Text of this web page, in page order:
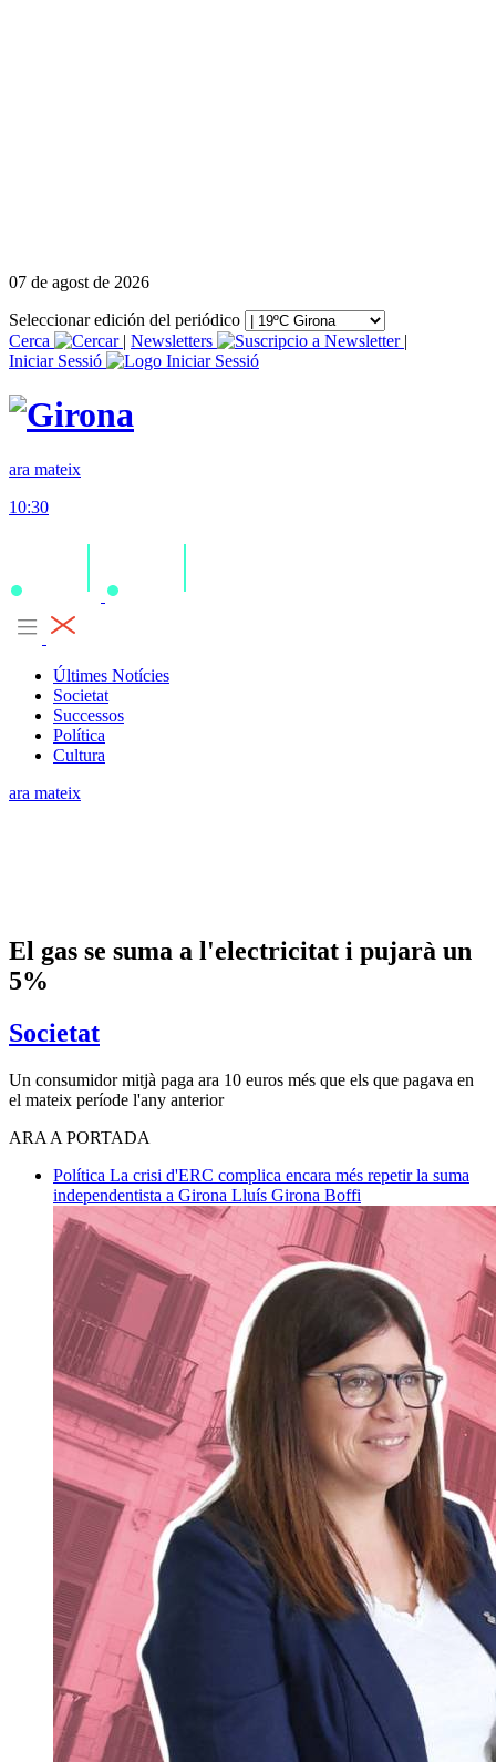
07 de agost de 2026
Seleccionar edición del periódico
Cerca
| Newsletters
|
Iniciar Sessió
ara mateix
10:30
Últimes Notícies
Societat
Successos
Política
Cultura
ara mateix
El gas se suma a l'electricitat i pujarà un
5%
Societat
Un consumidor mitjà paga ara 10 euros més que els que pagava en
el mateix període l'any anterior
ARA A PORTADA
Política La crisi d'ERC complica encara més repetir la suma
independentista a Girona Lluís Girona Boffi